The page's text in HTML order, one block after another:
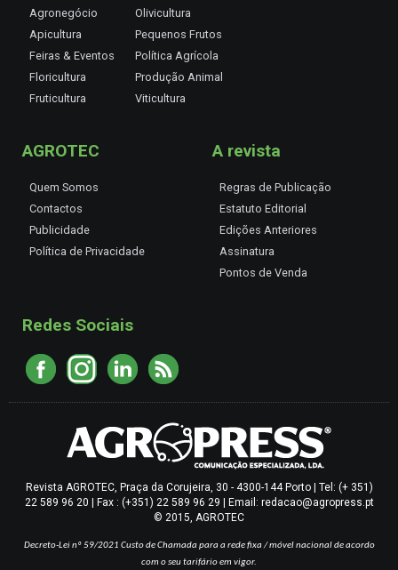
Agronegócio
Apicultura
Feiras & Eventos
Floricultura
Fruticultura
Olivicultura
Pequenos Frutos
Política Agrícola
Produção Animal
Viticultura
AGROTEC
Quem Somos
Contactos
Publicidade
Política de Privacidade
A revista
Regras de Publicação
Estatuto Editorial
Edições Anteriores
Assinatura
Pontos de Venda
Redes Sociais
Revista AGROTEC, Praça da Corujeira, 30 - 4300-144 Porto | Tel: (+ 351)
22 589 96 20 | Fax : (+351) 22 589 96 29 | Email: redacao@agropress.pt
© 2015, AGROTEC
Decreto-Lei nº 59/2021 Custo de Chamada para a rede fixa / móvel nacional de acordo
com o seu tarifário em vigor.